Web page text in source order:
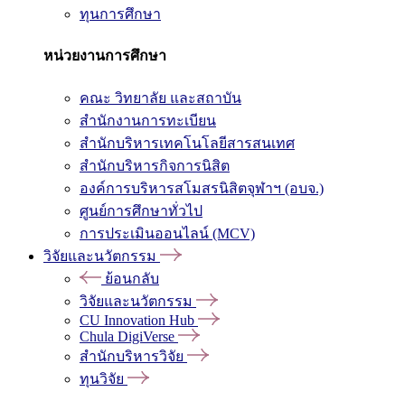
ทุนการศึกษา
หน่วยงานการศึกษา
คณะ วิทยาลัย และสถาบัน
สำนักงานการทะเบียน
สำนักบริหารเทคโนโลยีสารสนเทศ
สำนักบริหารกิจการนิสิต
องค์การบริหารสโมสรนิสิตจุฬาฯ (อบจ.)
ศูนย์การศึกษาทั่วไป
การประเมินออนไลน์ (MCV)
วิจัยและนวัตกรรม
ย้อนกลับ
วิจัยและนวัตกรรม
CU Innovation Hub
Chula DigiVerse
สำนักบริหารวิจัย
ทุนวิจัย